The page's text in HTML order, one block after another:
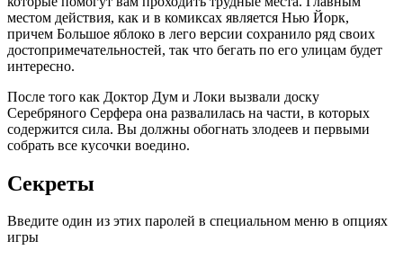
местом действия, как и в комиксах является Нью Йорк,
причем Большое яблоко в лего версии сохранило ряд своих
достопримечательностей, так что бегать по его улицам будет
интересно.
После того как Доктор Дум и Локи вызвали доску
Серебряного Серфера она развалилась на части, в которых
содержится сила. Вы должны обогнать злодеев и первыми
собрать все кусочки воедино.
Секреты
Введите один из этих паролей в специальном меню в опциях
игры